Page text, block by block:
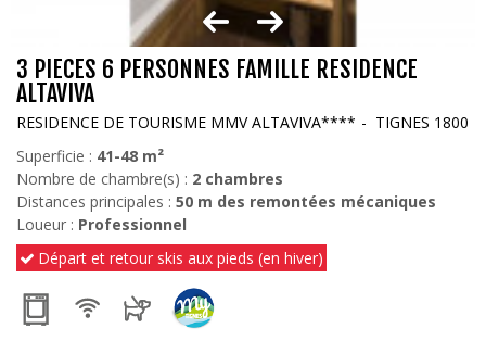
3 PIECES 6 PERSONNES FAMILLE RESIDENCE
ALTAVIVA
RESIDENCE DE TOURISME MMV ALTAVIVA****
TIGNES 1800
Superficie : 41-48 m²
Nombre de chambre(s) : 2 chambres
Distances principales : 50 m des remontées mécaniques
Loueur : Professionnel
Départ et retour skis aux pieds (en hiver)